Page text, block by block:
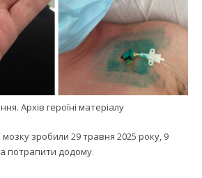
Архів героїні матеріалу
мозку зробили 29 травня 2025 року, 9
потрапити додому.